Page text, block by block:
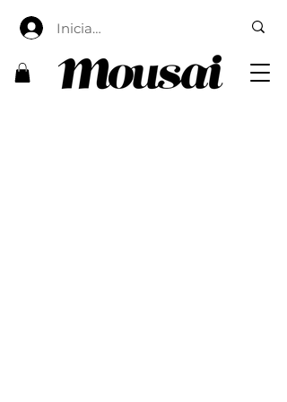
Iniciar sesión